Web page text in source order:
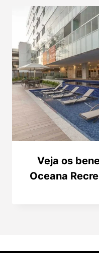
Veja os
Oceana